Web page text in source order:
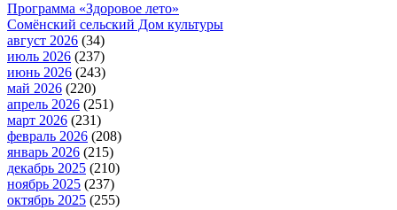
Программа «Здоровое лето»
Сомёнский сельский Дом культуры
август 2026 (34)
июль 2026 (237)
июнь 2026 (243)
май 2026 (220)
апрель 2026 (251)
март 2026 (231)
февраль 2026 (208)
январь 2026 (215)
декабрь 2025 (210)
ноябрь 2025 (237)
октябрь 2025 (255)